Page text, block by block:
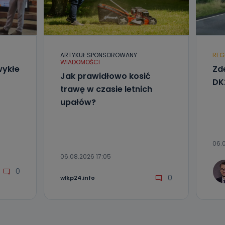
Wolności
od
żądania
od
ze
0
ARTYKUŁ SPONSOROWANY
WIADOMOŚCI
Jak prawidłowo kosić
trawę w czasie letnich
upałów?
06.08.2026 17:05
wlkp24.info 0